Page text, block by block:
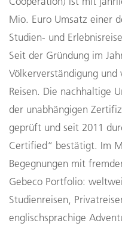
Mio. Euro Umsatz einer
Studien- und
Seit der Gründung im
Völkerverständigung
Reisen. Die nachhaltige
der unabhängigen
geprüft und seit 2011
Certified“ bestätigt. Im
Begegnungen mit
Gebeco Portfolio:
Studienreisen,
englischsprachige